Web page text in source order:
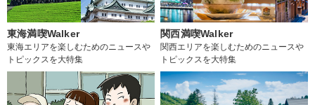
東海満喫Walker
東海エリアを楽しむためのニュースや
トピックスを大特集
関西満喫Walker
関西エリアを楽しむためのニュースや
トピックスを大特集